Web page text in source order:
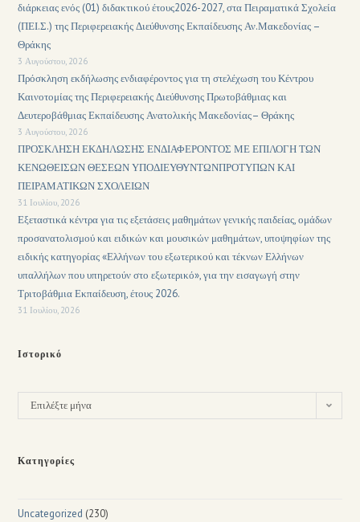
διάρκειας ενός (01) διδακτικού έτους2026-2027, στα Πειραματικά Σχολεία
(ΠΕΙ.Σ.) της Περιφερειακής Διεύθυνσης Εκπαίδευσης Αν.Μακεδονίας –
Θράκης
3 Αυγούστου, 2026
Πρόσκληση εκδήλωσης ενδιαφέροντος για τη στελέχωση του Κέντρου
Καινοτομίας της Περιφερειακής Διεύθυνσης Πρωτοβάθμιας και
Δευτεροβάθμιας Εκπαίδευσης Ανατολικής Μακεδονίας– Θράκης
3 Αυγούστου, 2026
ΠΡΟΣΚΛΗΣΗ ΕΚΔΗΛΩΣΗΣ ΕΝΔΙΑΦΕΡΟΝΤΟΣ ΜΕ ΕΠΙΛΟΓΗ ΤΩΝ
ΚΕΝΩΘΕΙΣΩΝ ΘΕΣΕΩΝ ΥΠΟΔΙΕΥΘΥΝΤΩΝΠΡΟΤΥΠΩΝ ΚΑΙ
ΠΕΙΡΑΜΑΤΙΚΩΝ ΣΧΟΛΕΙΩΝ
31 Ιουλίου, 2026
Εξεταστικά κέντρα για τις εξετάσεις μαθημάτων γενικής παιδείας, ομάδων
προσανατολισμού και ειδικών και μουσικών μαθημάτων, υποψηφίων της
ειδικής κατηγορίας «Ελλήνων του εξωτερικού και τέκνων Ελλήνων
υπαλλήλων που υπηρετούν στο εξωτερικό», για την εισαγωγή στην
Τριτοβάθμια Εκπαίδευση, έτους 2026.
31 Ιουλίου, 2026
Ιστορικό
Επιλέξτε μήνα
Κατηγορίες
Uncategorized (230)